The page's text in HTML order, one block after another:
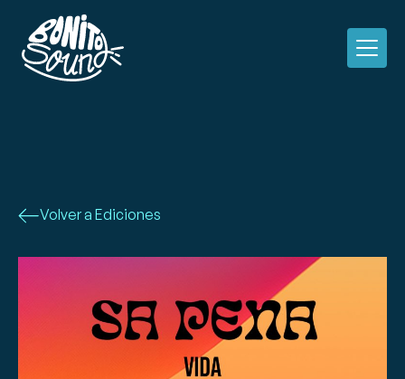
Volver a Ediciones